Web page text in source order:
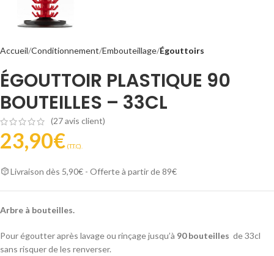
Accueil Conditionnement Embouteillage Égouttoirs
ÉGOUTTOIR PLASTIQUE 90
BOUTEILLES – 33CL
(27avis client)
23,90€ (T.T.C).
Livraison dès 5,90€ - Offerte à partir de 89€
Arbre à bouteilles.
Pour égoutter après lavage ou rinçage jusqu’à 90 bouteilles de 33cl
sans risquer de les renverser.